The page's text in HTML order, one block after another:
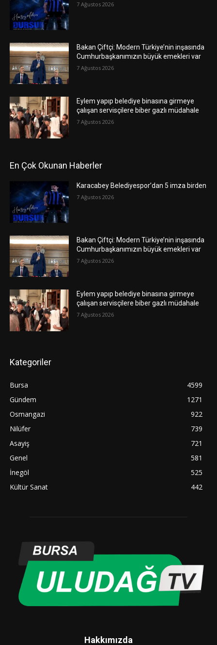
7 Ağustos 2026
Bakan Çiftçi: Modern Türkiye’nin inşasında
Cumhurbaşkanımızın büyük emekleri var
7 Ağustos 2026
Eylem yapıp belediye binasına girmeye
çalışan servisçilere biber gazlı müdahale
7 Ağustos 2026
En Çok Okunan Haberler
Karacabey Belediyespor’dan 5 imza birden
7 Ağustos 2026
Bakan Çiftçi: Modern Türkiye’nin inşasında
Cumhurbaşkanımızın büyük emekleri var
7 Ağustos 2026
Eylem yapıp belediye binasına girmeye
çalışan servisçilere biber gazlı müdahale
7 Ağustos 2026
Kategoriler
Bursa
4599
Gündem
1271
Osmangazi
922
Nilüfer
739
Asayiş
721
Genel
581
İnegöl
525
Kültür Sanat
442
Hakkımızda